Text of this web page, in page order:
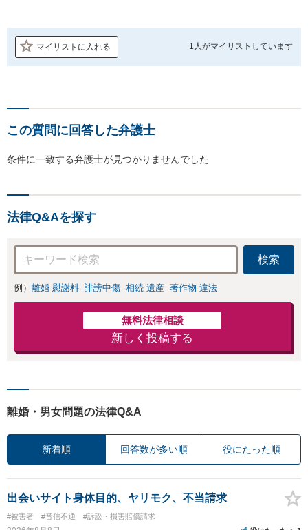
マイリストに入れる 1人がマイリストしています
この質問に回答した弁護士
条件に一致する弁護士が見つかりませんでした
法律Q&Aを探す
検索
例） 離婚 慰謝料 誹謗中傷 相続 遺産 著作物 違法
無料法律相談
新しく投稿する
離婚・男女問題の法律Q&A
新着順 回答数が多い順 役にたった順
出会いサイト身体目的、ヤリモク、不当請求
#被害者 #音信不通 #訴訟・損害賠償請求